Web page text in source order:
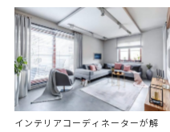
インテリアコーディネーターが解